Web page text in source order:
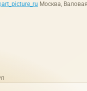
Москва, Валовая